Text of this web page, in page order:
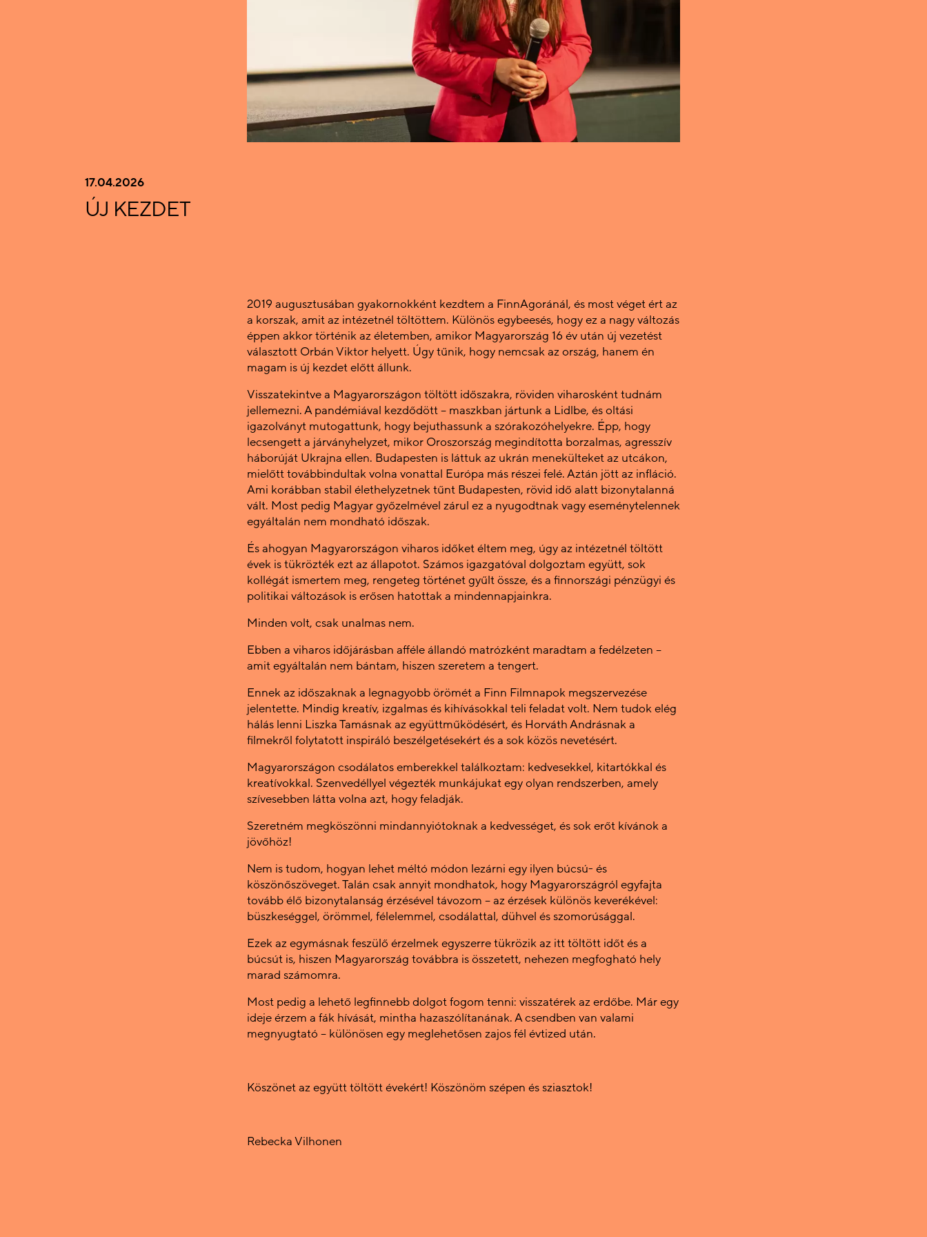
17.04.2026
ÚJ KEZDET
2019 augusztusában gyakornokként kezdtem a FinnAgoránál, és most véget ért az
a korszak, amit az intézetnél töltöttem. Különös egybeesés, hogy ez a nagy változás
éppen akkor történik az életemben, amikor Magyarország 16 év után új vezetést
választott Orbán Viktor helyett. Úgy tűnik, hogy nemcsak az ország, hanem én
magam is új kezdet előtt állunk.
Visszatekintve a Magyarországon töltött időszakra, röviden viharosként tudnám
jellemezni. A pandémiával kezdődött – maszkban jártunk a Lidlbe, és oltási
igazolványt mutogattunk, hogy bejuthassunk a szórakozóhelyekre. Épp, hogy
lecsengett a járványhelyzet, mikor Oroszország megindította borzalmas, agresszív
háborúját Ukrajna ellen. Budapesten is láttuk az ukrán menekülteket az utcákon,
mielőtt továbbindultak volna vonattal Európa más részei felé. Aztán jött az infláció.
Ami korábban stabil élethelyzetnek tűnt Budapesten, rövid idő alatt bizonytalanná
vált. Most pedig Magyar győzelmével zárul ez a nyugodtnak vagy eseménytelennek
egyáltalán nem mondható időszak.
És ahogyan Magyarországon viharos időket éltem meg, úgy az intézetnél töltött
évek is tükrözték ezt az állapotot. Számos igazgatóval dolgoztam együtt, sok
kollégát ismertem meg, rengeteg történet gyűlt össze, és a finnországi pénzügyi és
politikai változások is erősen hatottak a mindennapjainkra.
Minden volt, csak unalmas nem.
Ebben a viharos időjárásban afféle állandó matrózként maradtam a fedélzeten –
amit egyáltalán nem bántam, hiszen szeretem a tengert.
Ennek az időszaknak a legnagyobb örömét a Finn Filmnapok megszervezése
jelentette. Mindig kreatív, izgalmas és kihívásokkal teli feladat volt. Nem tudok elég
hálás lenni Liszka Tamásnak az együttműködésért, és Horváth Andrásnak a
filmekről folytatott inspiráló beszélgetésekért és a sok közös nevetésért.
Magyarországon csodálatos emberekkel találkoztam: kedvesekkel, kitartókkal és
kreatívokkal. Szenvedéllyel végezték munkájukat egy olyan rendszerben, amely
szívesebben látta volna azt, hogy feladják.
Szeretném megköszönni mindannyiótoknak a kedvességet, és sok erőt kívánok a
jövőhöz!
Nem is tudom, hogyan lehet méltó módon lezárni egy ilyen búcsú- és
köszönőszöveget. Talán csak annyit mondhatok, hogy Magyarországról egyfajta
tovább élő bizonytalanság érzésével távozom – az érzések különös keverékével:
büszkeséggel, örömmel, félelemmel, csodálattal, dühvel és szomorúsággal.
Ezek az egymásnak feszülő érzelmek egyszerre tükrözik az itt töltött időt és a
búcsút is, hiszen Magyarország továbbra is összetett, nehezen megfogható hely
marad számomra.
Most pedig a lehető legfinnebb dolgot fogom tenni: visszatérek az erdőbe. Már egy
ideje érzem a fák hívását, mintha hazaszólítanának. A csendben van valami
megnyugtató – különösen egy meglehetősen zajos fél évtized után.
Köszönet az együtt töltött évekért! Köszönöm szépen és sziasztok!
Rebecka Vilhonen